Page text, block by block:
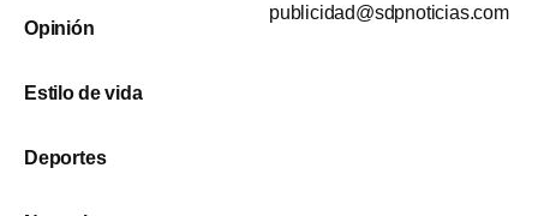
Opinión
Estilo de vida
Deportes
publicidad@sdpnoticias.com